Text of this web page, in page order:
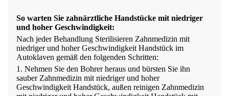
So warten Sie zahnärztliche Handstücke mit niedriger
und hoher Geschwindigkeit:
Nach jeder Behandlung Sterilisieren Zahnmedizin mit
niedriger und hoher Geschwindigkeit Handstück im
Autoklaven gemäß den folgenden Schritten:
1. Nehmen Sie den Bohrer heraus und bürsten Sie ihn
sauberZahnmedizin mit niedriger und hoher
Geschwindigkeit Handstück, außen reinigen Zahnmedizin